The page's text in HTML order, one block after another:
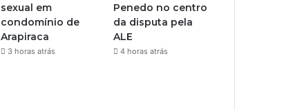
sexual em
condomínio de
Arapiraca
3 horas atrás
Penedo no centro
da disputa pela
ALE
4 horas atrás